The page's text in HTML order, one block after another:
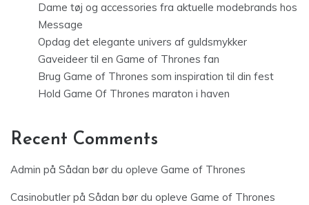
Dame tøj og accessories fra aktuelle modebrands hos
Message
Opdag det elegante univers af guldsmykker
Gaveideer til en Game of Thrones fan
Brug Game of Thrones som inspiration til din fest
Hold Game Of Thrones maraton i haven
Recent Comments
Admin på Sådan bør du opleve Game of Thrones
Casinobutler på Sådan bør du opleve Game of Thrones